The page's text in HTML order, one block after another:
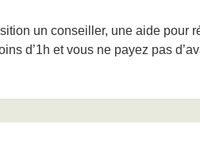
un conseiller, une aide pour
d’1h et vous ne payez pas